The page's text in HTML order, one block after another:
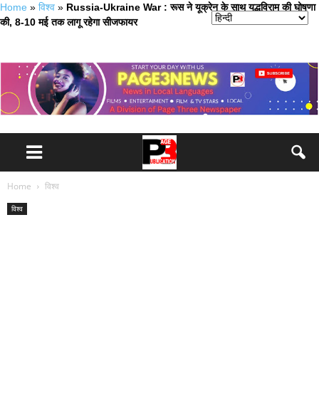
Home » विश्व » Russia-Ukraine War : रूस ने यूक्रेन के साथ युद्धविराम की घोषणा
की, 8-10 मई तक लागू रहेगा सीजफायर
Home विश्व
विश्व